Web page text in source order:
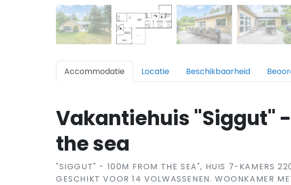
Accommodatie Locatie Beschikbaarheid
Vakantiehuis "Siggut"
the sea
"SIGGUT" - 100M FROM THE SEA", HUIS 7-KAMERS
GESCHIKT VOOR 14 VOLWASSENEN. WOONKAMER